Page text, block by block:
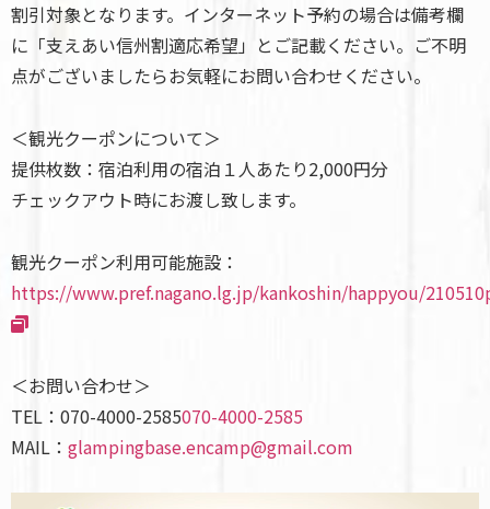
割引対象となります。インターネット予約の場合は備考欄
に「支えあい信州割適応希望」とご記載ください。ご不明
点がございましたらお気軽にお問い合わせください。
＜観光クーポンについて＞
提供枚数：宿泊利用の宿泊１人あたり2,000円分
チェックアウト時にお渡し致します。
観光クーポン利用可能施設：
https://www.pref.nagano.lg.jp/kankoshin/happyou/
＜お問い合わせ＞
TEL： 070-4000-2585070-4000-2585
MAIL： glampingbase.encamp@gmail.com